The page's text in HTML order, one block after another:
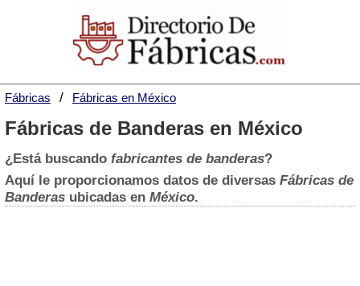
Fábricas Fábricas en México
Fábricas de Banderas en México
¿Está buscando fabricantes de banderas?
Aquí le proporcionamos datos de diversas Fábricas de
Banderas ubicadas en México.